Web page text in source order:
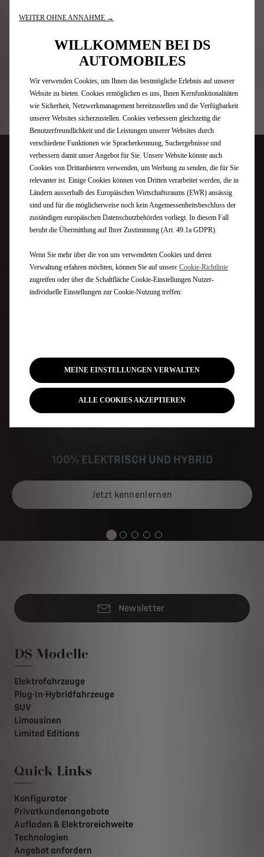
DS Concept Cars
100% ELEKTRISCH UND HYBRID
Jetzt kennenlernen
Newsletter
DS Modelle
Elektrofahrzeuge
Plug-In-Hybridfahrzeuge
SUV
Limousinen
Limited Editions
Quick Links
Konfigurator
Privatkundenangebote
Aufladen & Elektroreichweite
Technologien
Angebot anfordern
WEITER OHNE ANNAHME →
WILLKOMMEN BEI DS
AUTOMOBILES
Wir verwenden Cookies, um Ihnen das bestmögliche Erlebnis auf unserer
Website zu bieten. Cookies ermöglichen es uns, Ihnen Kernfunktionalitäten
wie Sicherheit, Netzwerkmanagement bereitzustellen und die Verfügbarkeit
unserer Websites sicherzustellen. Cookies verbessern gleichzeitig die
Benutzerfreundlichkeit und die Leistungen unserer Websites durch
verschiedene Funktionen wie Spracherkennung, Suchergebnisse und
verbessern damit unser Angebot für Sie. Unsere Website könnte auch
Cookies von Drittanbietern verwenden, um Werbung zu senden, die für Sie
relevanter ist. Einige Cookies können von Dritten verarbeitet werden, die in
Ländern ausserhalb des Europäischen Wirtschaftsraums (EWR) ansässig
sind und für die möglicherweise noch kein Angemessenheitsbeschluss der
zuständigen europäischen Datenschutzbehörden vorliegt. In diesem Fall
beruht die Übermittlung auf Ihrer Zustimmung (Art. 49.1a GDPR).
Wenn Sie mehr über die von uns verwendeten Cookies und deren
Verwaltung erfahren möchten, können Sie auf unsere Cookie-Richtlinie
zugreifen oder über die Schaltfläche Cookie-Einstellungen Nutzer-
individuelle Einstellungen zur Cookie-Nutzung treffen:
MEINE EINSTELLUNGEN VERWALTEN
ALLE COOKIES AKZEPTIEREN